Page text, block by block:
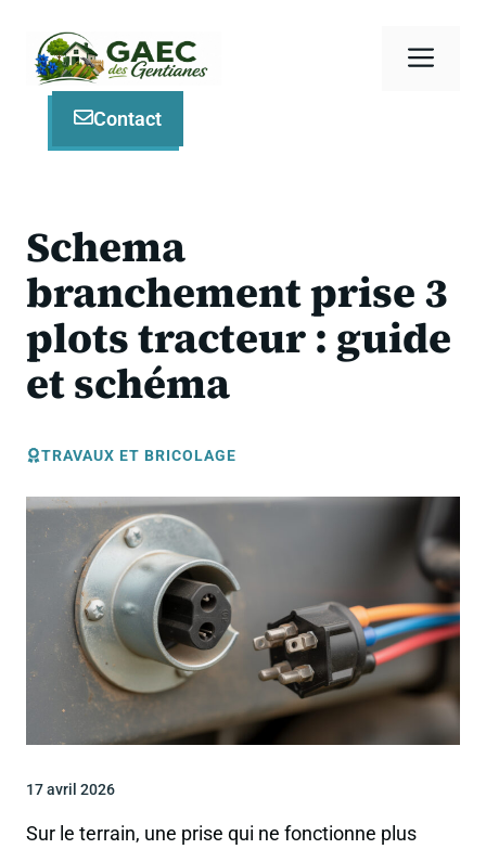
contenu
Contact
Schema
branchement prise 3
plots tracteur : guide
et schéma
TRAVAUX ET BRICOLAGE
17 avril 2026
Sur le terrain, une prise qui ne fonctionne plus